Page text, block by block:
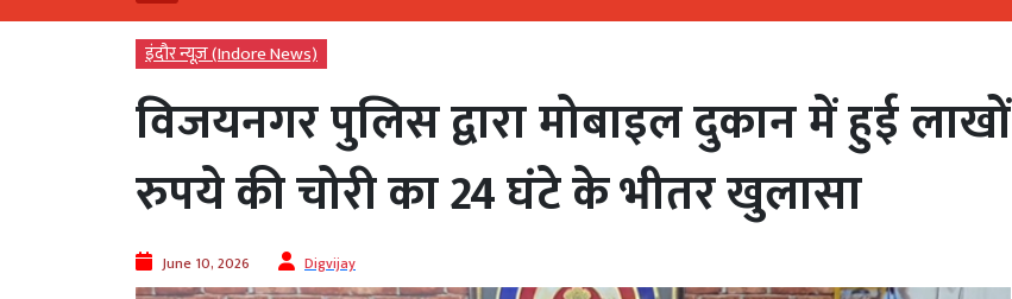
इंदौर न्यूज़ (Indore News)
विजयनगर पुलिस द्वारा मोबाइल दुकान में हुई लाखों
रुपये की चोरी का 24 घंटे के भीतर खुलासा
June 10, 2026 Digvijay